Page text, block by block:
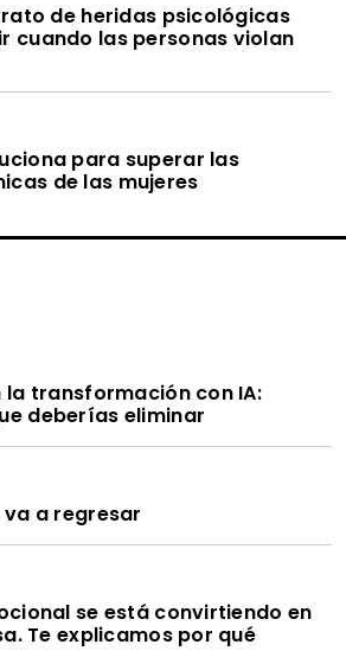
de heridas psicológicas
cuando las personas violan
para superar las
de las mujeres
la transformación con IA:
deberías eliminar
a regresar
se está convirtiendo en
Te explicamos por qué